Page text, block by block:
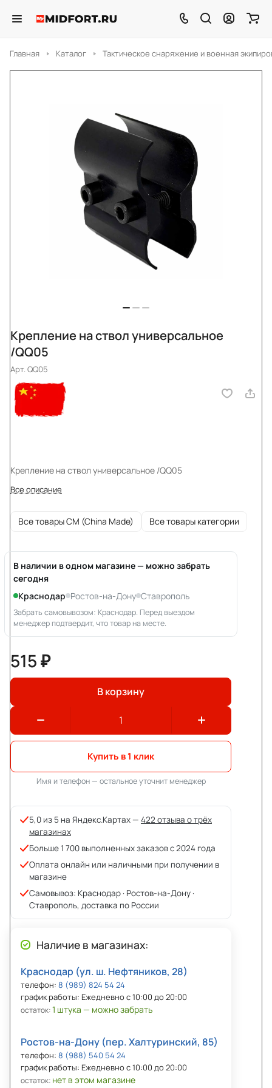
Главная Каталог Тактическое снаряжение и военная
Крепление на ствол универсальное
/QQ05
Арт.QQ05
Крепление на ствол универсальное /QQ05
Все описание
Все товары CM (China Made) Все товары категории
В наличии в одном магазине — можно забрать
сегодня
Краснодар Ростов-на-Дону Ставрополь
Забрать самовывозом: Краснодар. Перед выездом
менеджер подтвердит, что товар на месте.
515 ₽
В корзину
Купить в 1 клик
Имя и телефон — остальное уточнит менеджер
5,0 из 5 на Яндекс.Картах — 422 отзыва о трёх
магазинах
Больше 1 700 выполненных заказов с 2024 года
Оплата онлайн или наличными при получении в
магазине
Самовывоз: Краснодар · Ростов-на-Дону ·
Ставрополь, доставка по России
Наличие в магазинах:
Краснодар (ул. ш. Нефтяников, 28)
телефон: 8 (989) 824 54 24
график работы: Ежедневно с 10:00 до 20:00
остаток:1 штука — можно забрать
Ростов-на-Дону (пер. Халтуринский, 85)
телефон: 8 (988) 540 54 24
график работы: Ежедневно с 10:00 до 20:00
остаток: нет в этом магазине